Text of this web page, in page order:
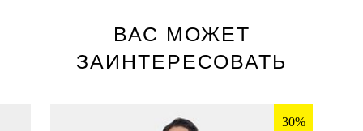
ВАС МОЖЕТ
ЗАИНТЕРЕСОВАТЬ
30%